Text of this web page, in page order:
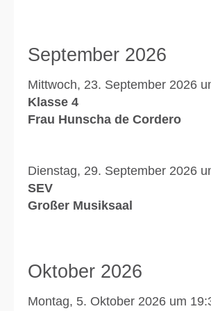
September 2026
Mittwoch, 23. September 2026
Klasse 4
Frau Hunscha de Cordero
Dienstag, 29. September 2026
SEV
Großer Musiksaal
Oktober 2026
Montag, 5. Oktober 2026 um